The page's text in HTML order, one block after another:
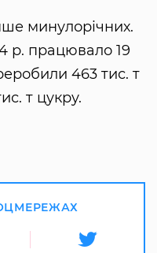
минулорічних.
р. працювало 19
463 тис. т
т цукру.